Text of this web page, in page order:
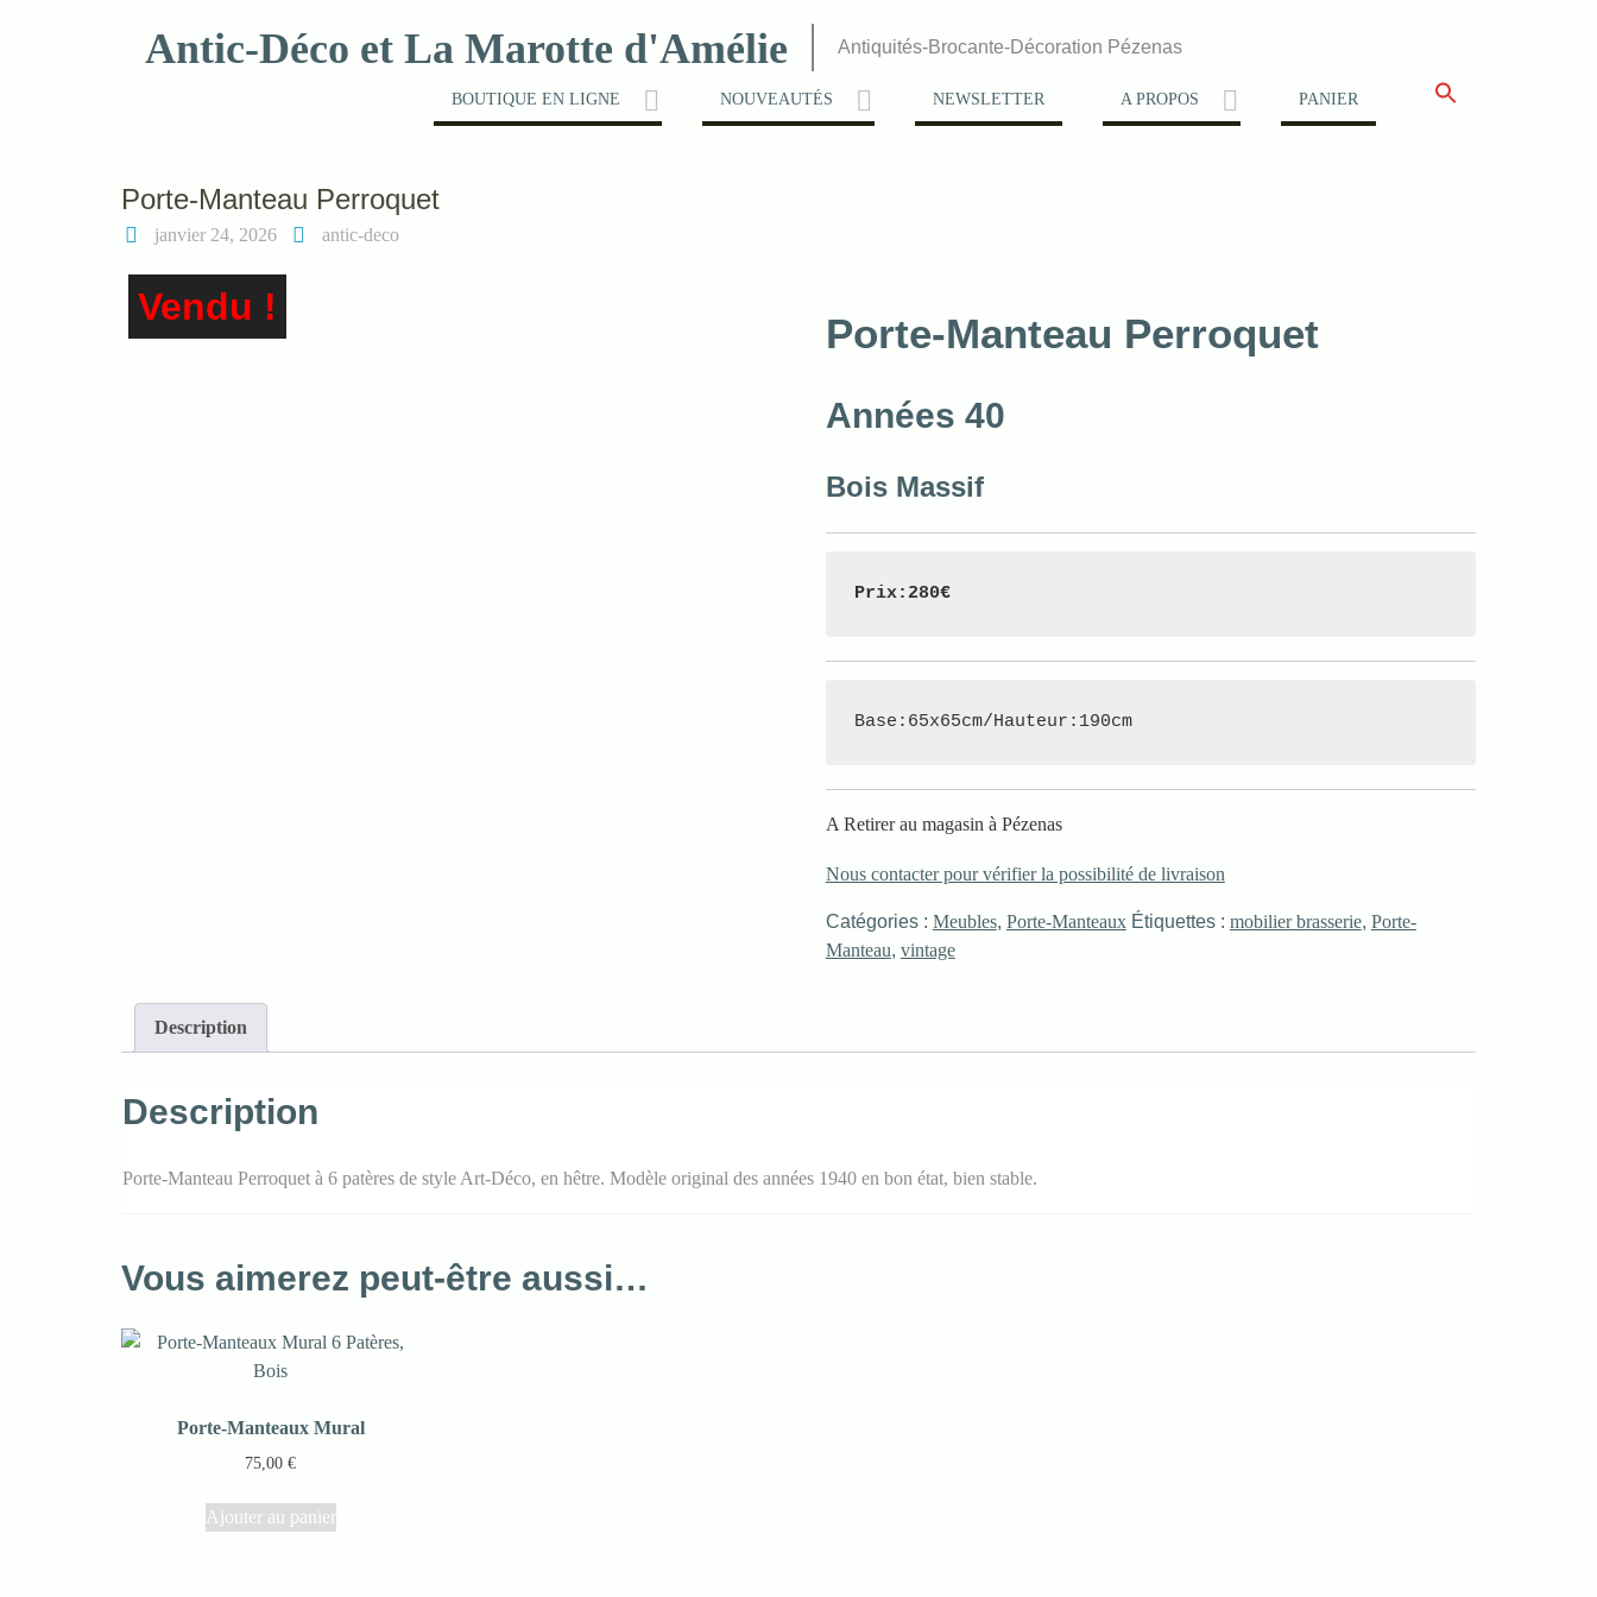
Antic-Déco et La Marotte d'Amélie Antiquités-Brocante-Décoration Pézenas
BOUTIQUE EN LIGNE NOUVEAUTÉS NEWSLETTER A PROPOS PANIER
Porte-Manteau Perroquet
janvier 24, 2026 antic-deco
Vendu !
Porte-Manteau Perroquet
Années 40
Bois Massif
Prix:280€
Base:65x65cm/Hauteur:190cm
A Retirer au magasin à Pézenas
Nous contacter pour vérifier la possibilité de livraison
Catégories : Meubles, Porte-Manteaux Étiquettes : mobilier brasserie, Porte-
Manteau, vintage
Description
Description
Porte-Manteau Perroquet à 6 patères de style Art-Déco, en hêtre. Modèle original des années 1940 en bon état, bien stable.
Vous aimerez peut-être aussi…
Porte-Manteaux Mural
75,00€
Ajouter au panier